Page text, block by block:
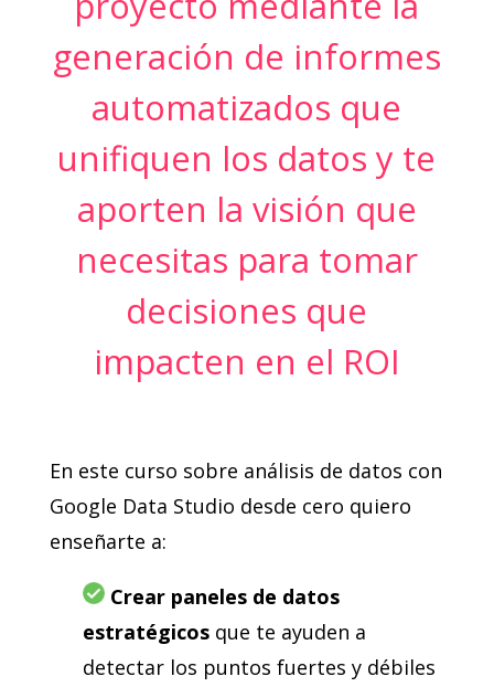
generación de informes
automatizados que
unifiquen los datos y te
aporten la visión que
necesitas para tomar
decisiones que
impacten en el ROI
En este curso sobre análisis de datos con
Google Data Studio desde cero quiero
enseñarte a:
Crear paneles de datos
estratégicosque te ayuden a
detectar los puntos fuertes y débiles